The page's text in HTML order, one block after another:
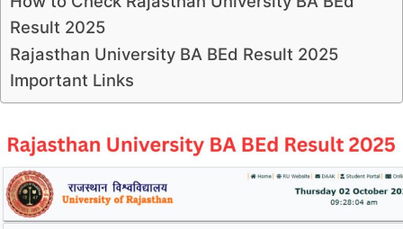
Result 2025
Rajasthan University BA BEd Result 2025
Important Links